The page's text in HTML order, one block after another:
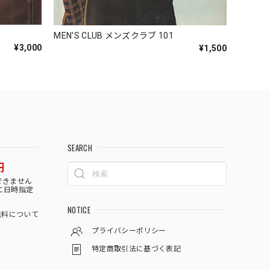
¥3,000
MEN'S CLUB メンズクラブ 101
¥1,500
きません
日時指定
について
SEARCH
NOTICE
プライバシーポリシー
特定商取引法に基づく表記